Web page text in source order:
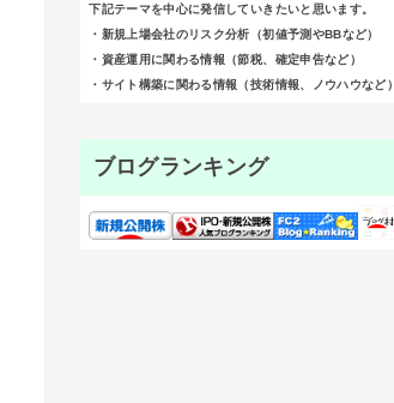
下記テーマを中心に発信していきたいと思います。
・新規上場会社のリスク分析（初値予測やBBなど）
・資産運用に関わる情報（節税、確定申告など）
・サイト構築に関わる情報（技術情報、ノウハウなど）
ブログランキング